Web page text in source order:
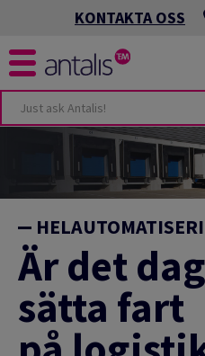
KONTAKTA OSS
Är det
sätta fart